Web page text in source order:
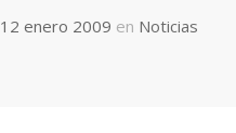
12 enero 2009 en Noticias